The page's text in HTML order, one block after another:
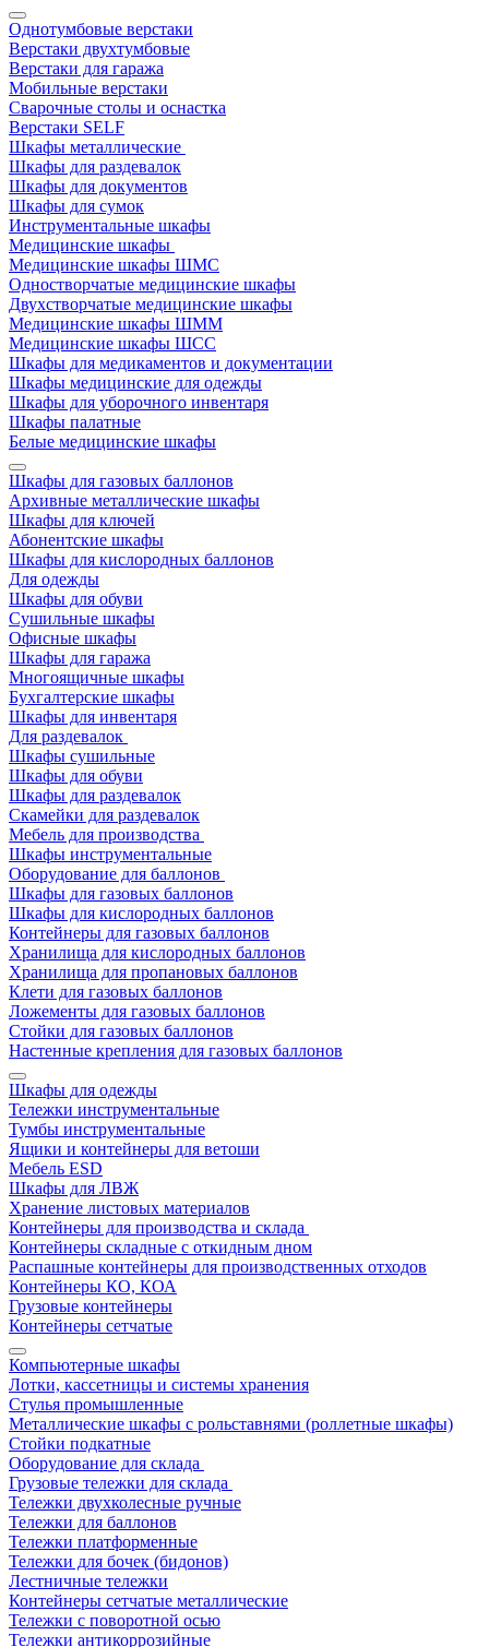
Однотумбовые верстаки
Верстаки двухтумбовые
Верстаки для гаража
Мобильные верстаки
Сварочные столы и оснастка
Верстаки SELF
Шкафы металлические
Шкафы для раздевалок
Шкафы для документов
Шкафы для сумок
Инструментальные шкафы
Медицинские шкафы
Медицинские шкафы ШМС
Одностворчатые медицинские шкафы
Двухстворчатые медицинские шкафы
Медицинские шкафы ШММ
Медицинские шкафы ШСС
Шкафы для медикаментов и документации
Шкафы медицинские для одежды
Шкафы для уборочного инвентаря
Шкафы палатные
Белые медицинские шкафы
Шкафы для газовых баллонов
Архивные металлические шкафы
Шкафы для ключей
Абонентские шкафы
Шкафы для кислородных баллонов
Для одежды
Шкафы для обуви
Сушильные шкафы
Офисные шкафы
Шкафы для гаража
Многоящичные шкафы
Бухгалтерские шкафы
Шкафы для инвентаря
Для раздевалок
Шкафы сушильные
Шкафы для обуви
Шкафы для раздевалок
Скамейки для раздевалок
Мебель для производства
Шкафы инструментальные
Оборудование для баллонов
Шкафы для газовых баллонов
Шкафы для кислородных баллонов
Контейнеры для газовых баллонов
Хранилища для кислородных баллонов
Хранилища для пропановых баллонов
Клети для газовых баллонов
Ложементы для газовых баллонов
Стойки для газовых баллонов
Настенные крепления для газовых баллонов
Шкафы для одежды
Тележки инструментальные
Тумбы инструментальные
Ящики и контейнеры для ветоши
Мебель ESD
Шкафы для ЛВЖ
Хранение листовых материалов
Контейнеры для производства и склада
Контейнеры складные с откидным дном
Распашные контейнеры для производственных отходов
Контейнеры КО, КОА
Грузовые контейнеры
Контейнеры сетчатые
Компьютерные шкафы
Лотки, кассетницы и системы хранения
Стулья промышленные
Металлические шкафы с рольставнями (роллетные шкафы)
Стойки подкатные
Оборудование для склада
Грузовые тележки для склада
Тележки двухколесные ручные
Тележки для баллонов
Тележки платформенные
Тележки для бочек (бидонов)
Лестничные тележки
Контейнеры сетчатые металлические
Тележки с поворотной осью
Тележки антикоррозийные